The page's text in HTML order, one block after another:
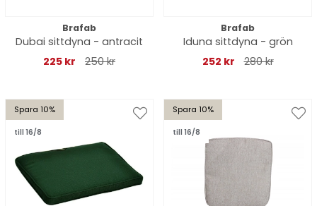
Brafab
Dubai sittdyna - antracit
225 kr
250 kr
Brafab
Iduna sittdyna - grön
252 kr
280 kr
Spara 10%
till 16/8
Spara 10%
till 16/8